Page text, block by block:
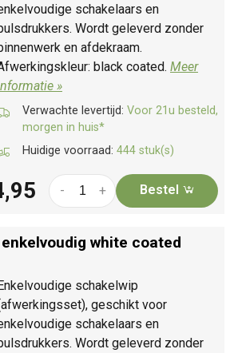
schakelaars en
Wordt geleverd zonder
en afdekraam.
black coated. Meer
»
Verwachte levertijd: Voor 21u besteld,
morgen in huis*
Huidige voorraad: 444 stuk(s)
+
- Bestel
white coated
schakelwip
geschikt voor
schakelaars en
Wordt geleverd zonder